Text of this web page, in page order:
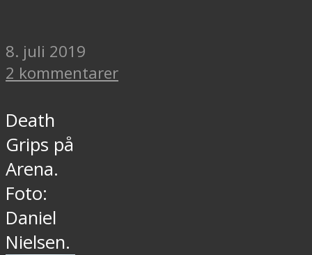
8. juli 2019
2 kommentarer
Death
Grips på
Arena.
Foto:
Daniel
Nielsen.